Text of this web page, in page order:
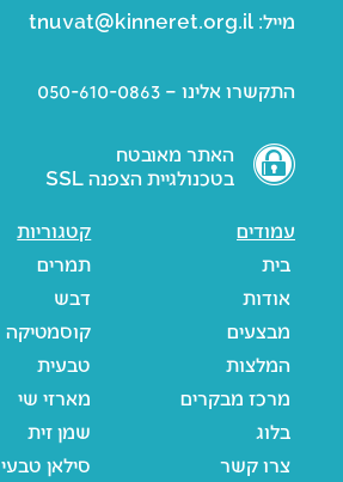
מייל: tnuvat@kinneret.org.il
התקשרו אלינו – 050-610-0863
האתר מאובטח
בטכנולגיית הצפנה SSL
עמודים
בית
אודות
מבצעים
המלצות
מרכז מבקרים
בלוג
צרו קשר
קטגוריות
תמרים
דבש
קוסמטיקה
טבעית
מארזי שי
שמן זית
סילאן טבעי